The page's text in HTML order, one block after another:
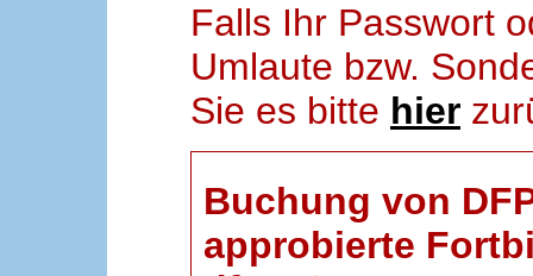
Falls Ihr Passwort
Umlaute bzw.
Sie es bitte hier
Buchung von
approbierte